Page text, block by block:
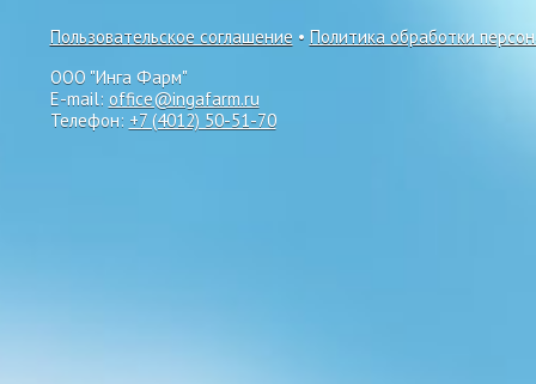
Пользовательское соглашение • Политика обработки
ООО "Инга Фарм"
E-mail: office@ingafarm.ru
Телефон: +7 (4012) 50-51-70